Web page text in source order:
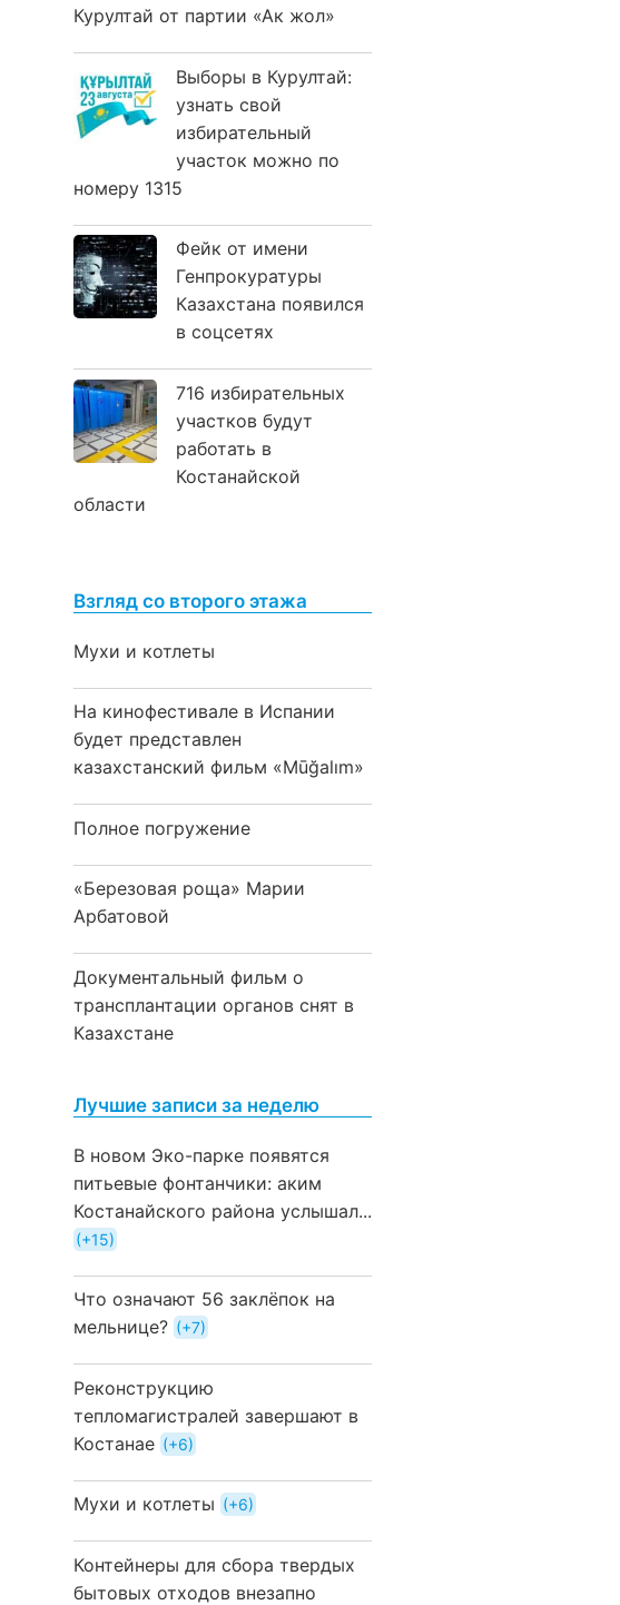
Курултай от партии «Ак жол»
Выборы в Курултай:
узнать свой
избирательный
участок можно по
номеру 1315
Фейк от имени
Генпрокуратуры
Казахстана появился
в соцсетях
716 избирательных
участков будут
работать в
Костанайской
области
Взгляд со второго этажа
Мухи и котлеты
На кинофестивале в Испании
будет представлен
казахстанский фильм «Mūğalım»
Полное погружение
«Березовая роща» Марии
Арбатовой
Документальный фильм о
трансплантации органов снят в
Казахстане
Лучшие записи за неделю
В новом Эко-парке появятся
питьевые фонтанчики: аким
Костанайского района услышал...
+15
Что означают 56 заклёпок на
мельнице?
+7
Реконструкцию
тепломагистралей завершают в
Костанае
+6
Мухи и котлеты +6
Контейнеры для сбора твердых
бытовых отходов внезапно